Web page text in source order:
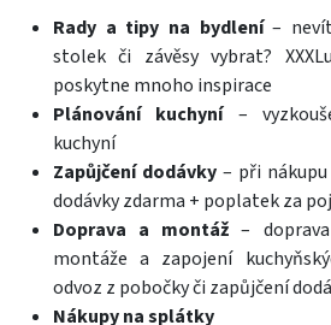
Rady a tipy na bydlení–
stolek či závěsy vybrat?
poskytne mnoho inspirace
Plánování kuchyní–
kuchyní
Zapůjčení dodávky– při nákupu
dodávky zdarma + poplatek za
Doprava a montáž –
montáže a zapojení
odvoz z pobočky či zapůjčení
Nákupy na splátky